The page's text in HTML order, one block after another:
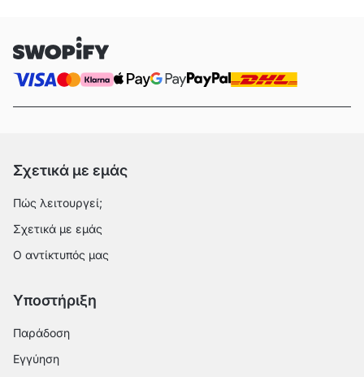
Σχετικά με εμάς
Πώς λειτουργεί;
Σχετικά με εμάς
Ο αντίκτυπός μας
Υποστήριξη
Παράδοση
Εγγύηση